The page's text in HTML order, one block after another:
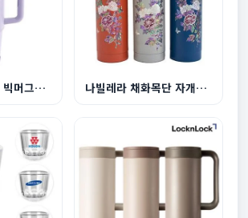
영국R. 보온보냉 빅머그텀블러 1200ml-라이트퍼플 나빌레라 채화목단 자개텀블러 300ml